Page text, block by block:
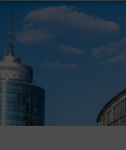
Hbf